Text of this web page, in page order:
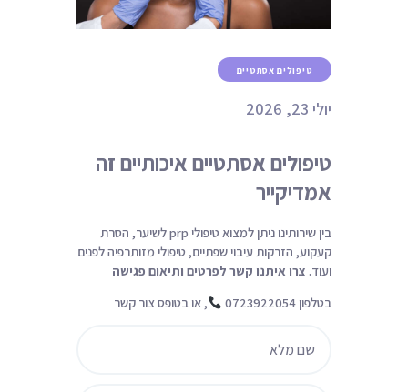
סמן קישורים
ס
כ
ל
ה
פ
טיפולים אסתטיים
יולי 23, 2026
טיפולים אסתטיים איכותיים זה
אמדיקייר
בין שירותינו ניתן למצוא טיפולי prp לשיער, הסרת
קעקוע, הזרקות עיבוי שפתיים, טיפולי מזותרפיה לפנים
ועוד. צרו איתנו קשר לפרטים ותיאום פגישה
בטלפון 0723922054
, או בטופס צור קשר